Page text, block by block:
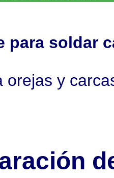
para soldar
orejas y